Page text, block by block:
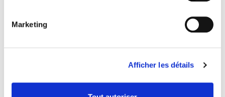
Marketing
Afficher les détails